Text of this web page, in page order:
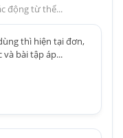
động từ thể...
thì hiện tại đơn,
bài tập áp...